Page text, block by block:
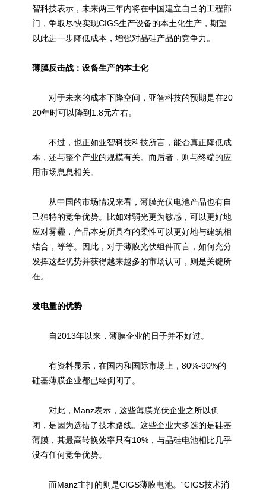
智科技表示，未来两三年内将在中国建立自己的工程部
门，争取尽快实现CIGS生产设备的本土化生产，期望
以此进一步降低成本，增强对晶硅产品的竞争力。
薄膜反击战：设备生产的本土化
对于未来的成本下降空间，亚智科技的预期是在20
20年时可以降到1.8元左右。
不过，也正如亚智科技科技所言，能否真正降低成
本，还与整个产业的规模有关。而后者，则与终端的应
用市场息息相关。
从中国的市场情况来看，薄膜光伏电池产品也有自
己独特的竞争优势。比如对弱光更为敏感，可以更好地
应对雾霾，产品本身所具有的柔性可以更好地与建筑相
结合，等等。因此，对于薄膜光伏组件而言，如何充分
发挥这些优势并获得越来越多的市场认可，则是关键所
在。
发电量的优势
自2013年以来，薄膜企业的日子并不好过。
有资料显示，在国内和国际市场上，80%-90%的
硅基薄膜企业都已经倒闭了。
对此，Manz表示，这些薄膜光伏企业之所以倒
闭，是因为选错了技术路线。这些企业大多选的是硅基
薄膜，其最高转换效率只有10%，与晶硅电池相比几乎
没有任何竞争优势。
而Manz主打的则是CIGS薄膜电池。“CIGS技术消